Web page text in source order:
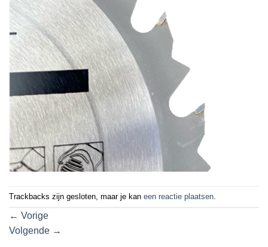
Trackbacks zijn gesloten, maar je kan een reactie plaatsen
← Vorige
Volgende →